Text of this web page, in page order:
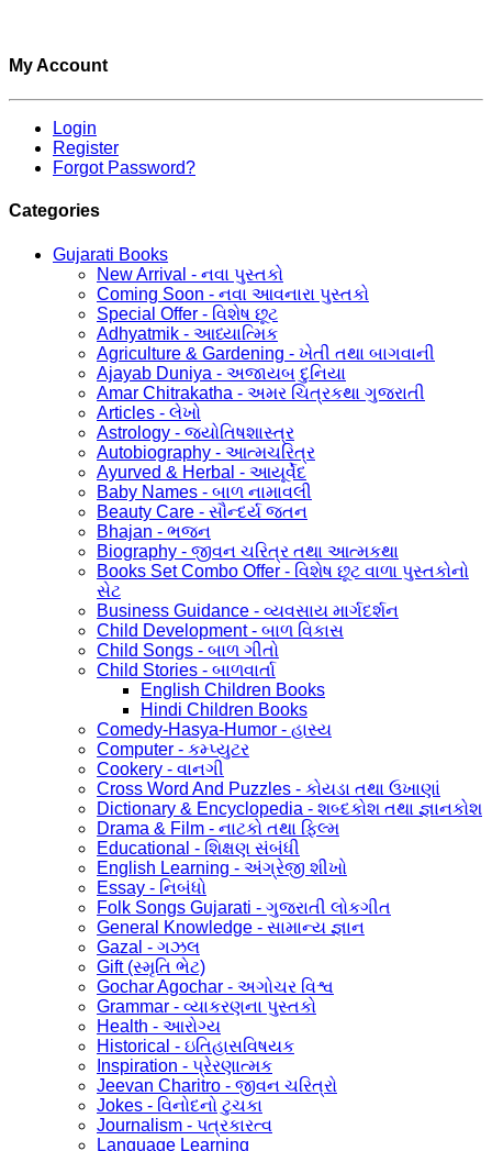
My Account
Login
Register
Forgot Password?
Categories
Gujarati Books
New Arrival - નવા પુસ્તકો
Coming Soon - નવા આવનારા પુસ્તકો
Special Offer - વિશેષ છૂટ
Adhyatmik - આધ્યાત્મિક
Agriculture & Gardening - ખેતી તથા બાગવાની
Ajayab Duniya - અજાયબ દુનિયા
Amar Chitrakatha - અમર ચિત્રકથા ગુજરાતી
Articles - લેખો
Astrology - જ્યોતિષશાસ્ત્ર
Autobiography - આત્મચરિત્ર
Ayurved & Herbal - આયૂર્વેદ
Baby Names - બાળ નામાવલી
Beauty Care - સૌન્દર્ય જતન
Bhajan - ભજન
Biography - જીવન ચરિત્ર તથા આત્મકથા
Books Set Combo Offer - વિશેષ છૂટ વાળા પુસ્તકોનો
સેટ
Business Guidance - વ્યવસાય માર્ગદર્શન
Child Development - બાળ વિકાસ
Child Songs - બાળ ગીતો
Child Stories - બાળવાર્તા
English Children Books
Hindi Children Books
Comedy-Hasya-Humor - હાસ્ય
Computer - કમ્પ્યુટર
Cookery - વાનગી
Cross Word And Puzzles - કોયડા તથા ઉખાણાં
Dictionary & Encyclopedia - શબ્દકોશ તથા જ્ઞાનકોશ
Drama & Film - નાટકો તથા ફિલ્મ
Educational - શિક્ષણ સંબંધી
English Learning - અંગ્રેજી શીખો
Essay - નિબંધો
Folk Songs Gujarati - ગુજરાતી લોકગીત
General Knowledge - સામાન્ય જ્ઞાન
Gazal - ગઝલ
Gift (સ્મૃતિ ભેટ)
Gochar Agochar - અગોચર વિશ્વ
Grammar - વ્યાકરણના પુસ્તકો
Health - આરોગ્ય
Historical - ઇતિહાસવિષયક
Inspiration - પ્રેરણાત્મક
Jeevan Charitro - જીવન ચરિત્રો
Jokes - વિનોદનો ટુચકા
Journalism - પત્રકારત્વ
Language Learning